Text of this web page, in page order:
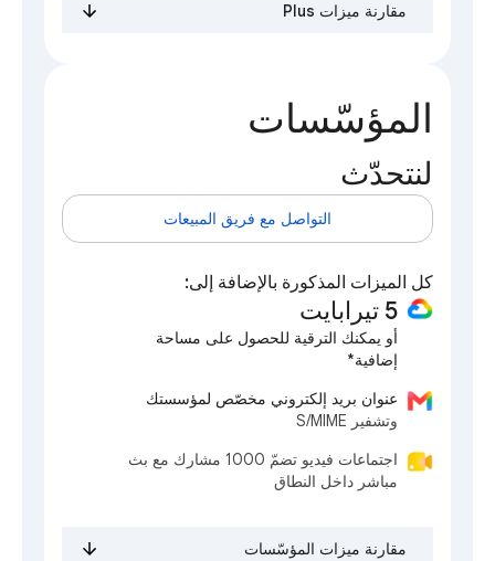
مقارنة ميزات Plus
المؤسّسات
لنتحدّث
التواصل مع فريق المبيعات
كل الميزات المذكورة بالإضافة إلى:
5 تيرابايت
أو يمكنك الترقية للحصول على مساحة
إضافية*
عنوان بريد إلكتروني مخصّص لمؤسستك
وتشفير S/MIME
اجتماعات فيديو تضمّ 1000 مشارك مع بث
مباشر داخل النطاق
مقارنة ميزات المؤسّسات